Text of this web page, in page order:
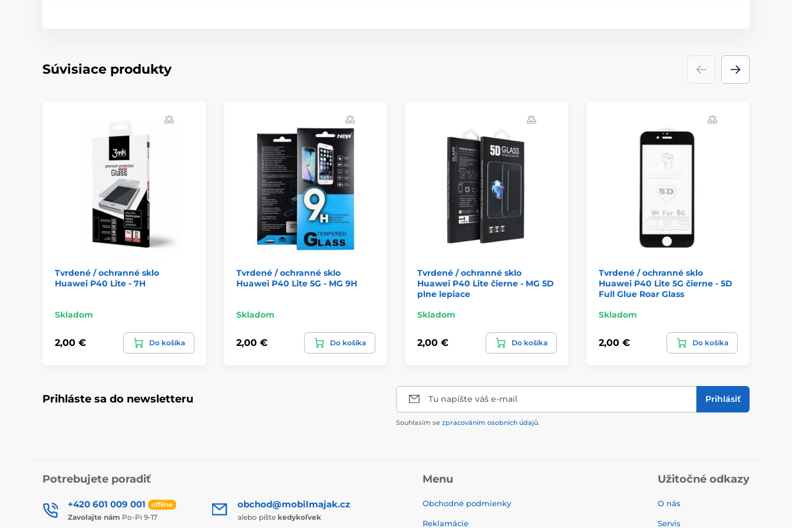
Súvisiace produkty
Tvrdené / ochranné sklo
Huawei P40 Lite - 7H
Skladom
2,00 € Do košíka
Tvrdené / ochranné sklo
Huawei P40 Lite 5G - MG 9H
Skladom
2,00 € Do košíka
Tvrdené / ochranné sklo
Huawei P40 Lite čierne - MG 5D
plne lepiace
Skladom
2,00 € Do košíka
Tvrdené / ochranné sklo
Huawei P40 Lite 5G čierne - 5D
Full Glue Roar Glass
Skladom
2,00 € Do košíka
Prihláste sa do newsletteru Tu napíšte váš e-mail Prihlásiť
Souhlasím se zpracováním osobních údajů.
Potrebujete poradiť
+420 601 009 001 offline
Zavolajte nám Po-Pi 9-17
obchod@mobilmajak.cz
alebo píšte kedykoľvek
Menu
Obchodné podmienky
Reklamácie
Užitočné odkazy
O nás
Servis